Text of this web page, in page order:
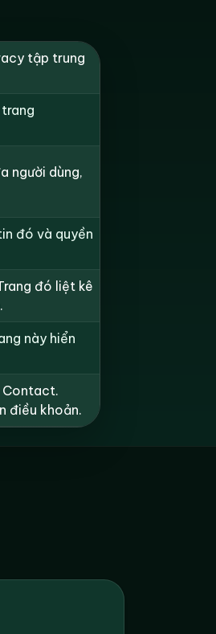
tập trung
người dùng,
đó và quyền
đó liệt kê
này hiển
Contact.
điều khoản.